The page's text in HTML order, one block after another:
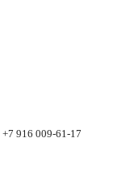
+7 916 009-61-17